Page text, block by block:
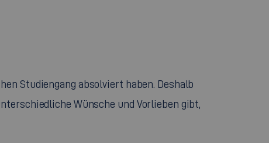
Studiengang absolviert haben. Deshalb
Wünsche und Vorlieben gibt,